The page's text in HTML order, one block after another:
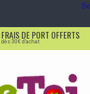
FRAIS DE PORT OFFERTS
dès 30€ d'achat